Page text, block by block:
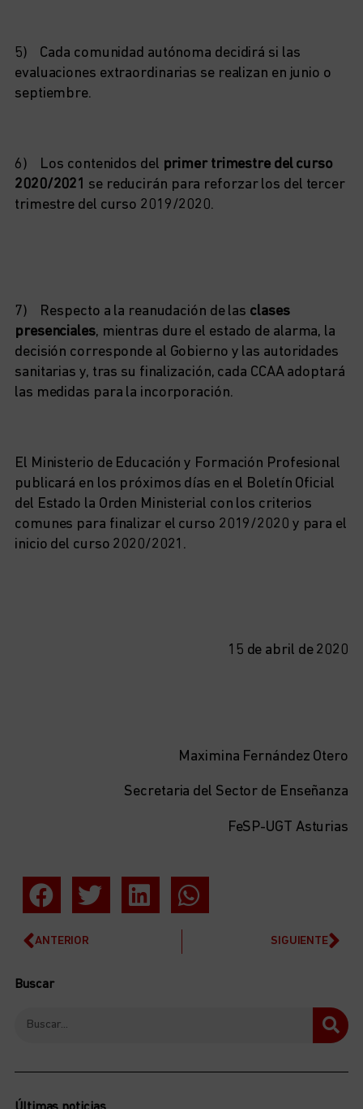
5) Cada comunidad autónoma decidirá si las
evaluaciones extraordinarias se realizan en junio o
septiembre.
6) Los contenidos del primer trimestre del curso
2020/2021 se reducirán para reforzar los del tercer
trimestre del curso 2019/2020.
7) Respecto a la reanudación de las clases
presenciales, mientras dure el estado de alarma, la
decisión corresponde al Gobierno y las autoridades
sanitarias y, tras su finalización, cada CCAA adoptará
las medidas para la incorporación.
El Ministerio de Educación y Formación Profesional
publicará en los próximos días en el Boletín Oficial
del Estado la Orden Ministerial con los criterios
comunes para finalizar el curso 2019/2020 y para el
inicio del curso 2020/2021.
15 de abril de 2020
Maximina Fernández Otero
Secretaria del Sector de Enseñanza
FeSP-UGT Asturias
ANTERIOR SIGUIENTE
Buscar